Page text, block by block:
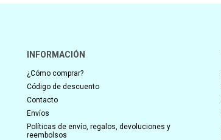
INFORMACIÓN
¿Cómo comprar?
Código de descuento
Contacto
Envíos
Políticas de envío, regalos, devoluciones y
reembolsos